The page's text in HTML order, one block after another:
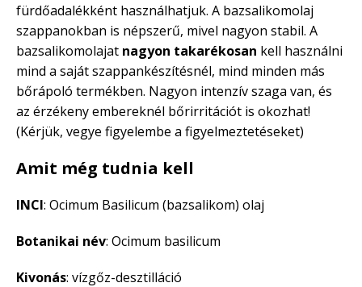
fürdőadalékként használhatjuk. A bazsalikomolaj
szappanokban is népszerű, mivel nagyon stabil. A
bazsalikomolajat nagyon takarékosan kell használni
mind a saját szappankészítésnél, mind minden más
bőrápoló termékben. Nagyon intenzív szaga van, és
az érzékeny embereknél bőrirritációt is okozhat!
(Kérjük, vegye figyelembe a figyelmeztetéseket)
Amit még tudnia kell
INCI: Ocimum Basilicum (bazsalikom) olaj
Botanikai név: Ocimum basilicum
Kivonás: vízgőz-desztilláció